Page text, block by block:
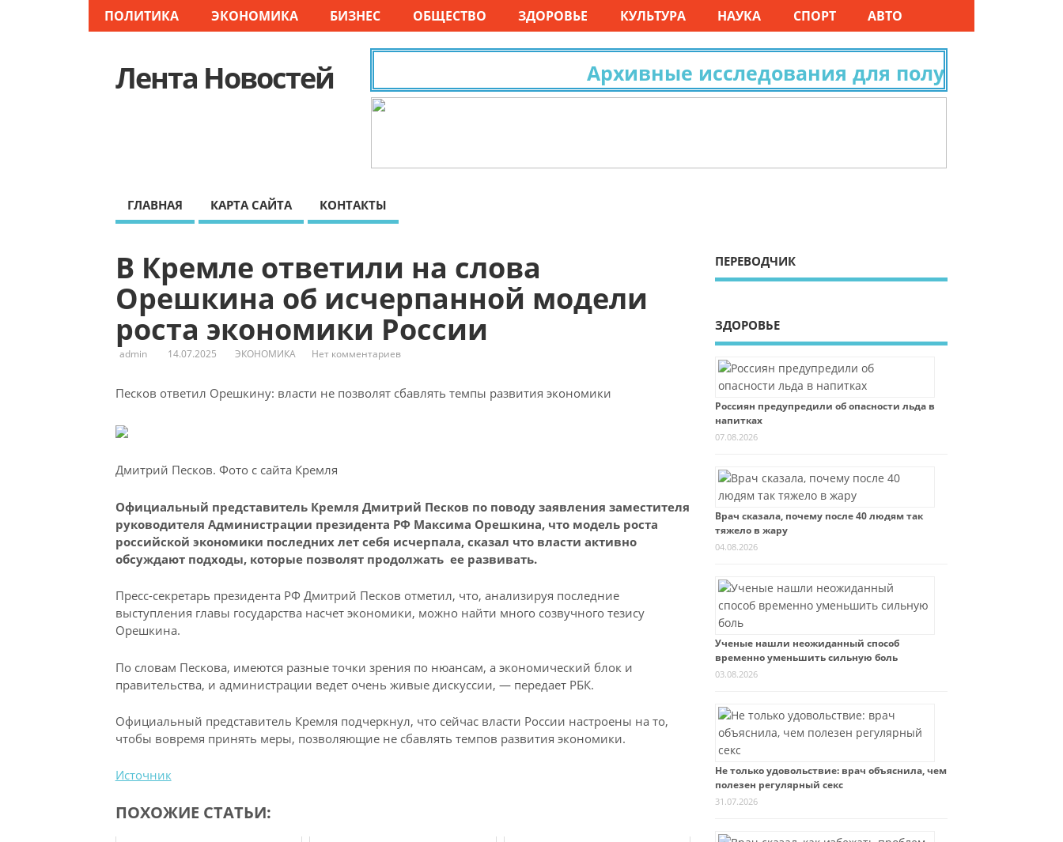
ПОЛИТИКА ЭКОНОМИКА БИЗНЕС ОБЩЕСТВО ЗДОРОВЬЕ КУЛЬТУРА НАУКА СПОРТ АВТО
Лента Новостей Архивные исследования для получения
ГЛАВНАЯ КАРТА САЙТА КОНТАКТЫ
В Кремле ответили на слова
Орешкина об исчерпанной модели
роста экономики России
admin 14.07.2025 ЭКОНОМИКА Нет комментариев
Песков ответил Орешкину: власти не позволят сбавлять темпы развития экономики
Дмитрий Песков. Фото с сайта Кремля
Официальный представитель Кремля Дмитрий Песков по поводу заявления заместителя
руководителя Администрации президента РФ Максима Орешкина, что модель роста
российской экономики последних лет себя исчерпала, сказал что власти активно
обсуждают подходы, которые позволят продолжать ее развивать.
Пресс-секретарь президента РФ Дмитрий Песков отметил, что, анализируя последние
выступления главы государства насчет экономики, можно найти много созвучного тезису
Орешкина.
По словам Пескова, имеются разные точки зрения по нюансам, а экономический блок и
правительства, и администрации ведет очень живые дискуссии, — передает РБК.
Официальный представитель Кремля подчеркнул, что сейчас власти России настроены на то,
чтобы вовремя принять меры, позволяющие не сбавлять темпов развития экономики.
Источник
ПОХОЖИЕ СТАТЬИ:
ПЕРЕВОДЧИК
ЗДОРОВЬЕ
Россиян предупредили об опасности льда в
напитках
07.08.2026
Врач сказала, почему после 40 людям так
тяжело в жару
04.08.2026
Ученые нашли неожиданный способ
временно уменьшить сильную боль
03.08.2026
Не только удовольствие: врач объяснила, чем
полезен регулярный секс
31.07.2026